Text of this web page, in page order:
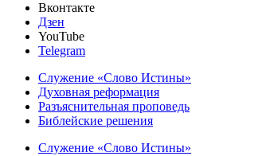
Вконтакте
Дзен
YouTube
Telegram
Служение «Слово Истины»
Духовная реформация
Разъяснительная проповедь
Библейские решения
Служение «Слово Истины»